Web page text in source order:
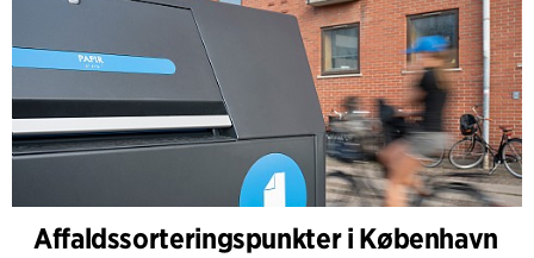
Affaldssorteringspunkter i København